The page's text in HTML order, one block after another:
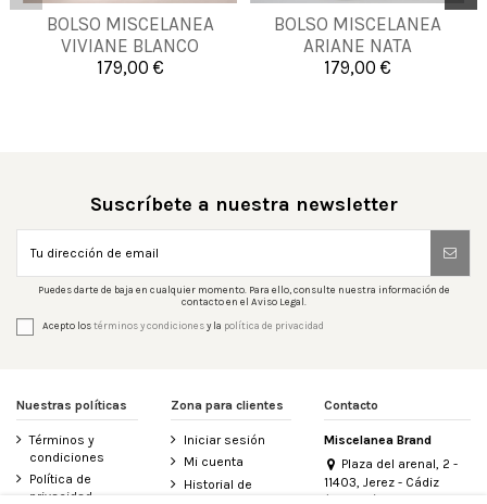
BOLSO MISCELANEA
VIVIANE BLANCO
179,00 €
UNICA
Añadir al carrito
BOLSO MISCELANEA
ARIANE NATA
179,00 €
UNICA
Añadir al carrito
Suscríbete a nuestra newsletter
Puedes darte de baja en cualquier momento. Para ello, consulte nuestra información de
contacto en el Aviso Legal.
Acepto lostérminos y condicionesy la política de privacidad
Nuestras políticas
Términos y
condiciones
Política de
privacidad
Zona para clientes
Iniciar sesión
Mi cuenta
Historial de
Contacto
Miscelanea Brand
Plaza del arenal, 2 -
11403, Jerez - Cádiz
(España)